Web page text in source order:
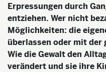
Erpressungen durch
entziehen. Wer nicht
Möglichkeiten: die
überlassen oder mit der
Wie die Gewalt den
verändert und sie ihre